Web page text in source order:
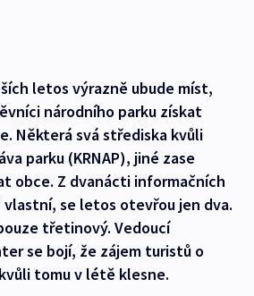
letos výrazně ubude míst,
národního parku získat
Některá svá střediska kvůli
parku (KRNAP), jiné zase
obce. Z dvanácti informačních
vlastní, se letos otevřou jen dva.
třetinový. Vedoucí
se bojí, že zájem turistů o
tomu v létě klesne.